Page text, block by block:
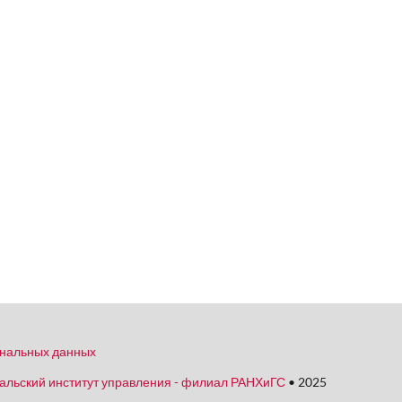
данных
институт управления - филиал РАНХиГС • 2025